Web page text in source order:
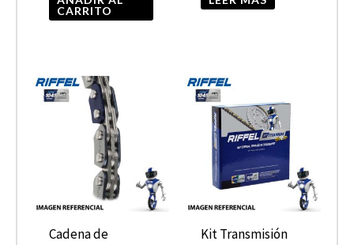
CARRITO
Cadena de
Kit Transmisión